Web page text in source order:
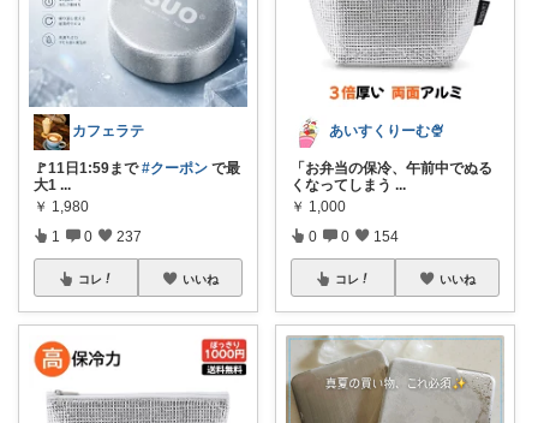
カフェラテ
🚩11日1:59まで#クーポン で最
大1 ...
￥ 1,980
1 0 237
コレ いいね
あいすくりーむ🍨
「お弁当の保冷、午前中でぬる
くなってしまう ...
￥ 1,000
0 0 154
コレ いいね